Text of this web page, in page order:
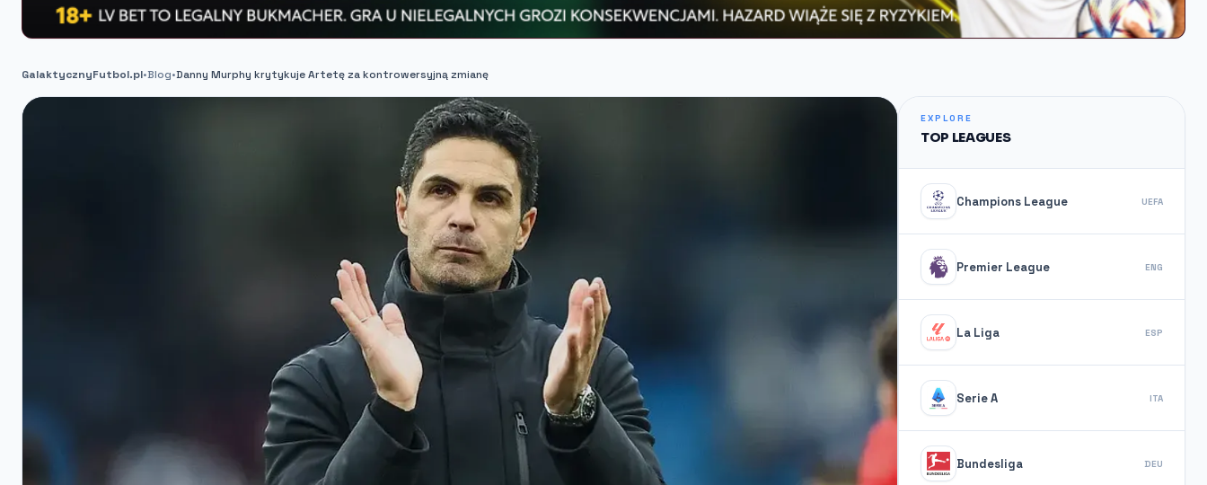
GalaktycznyFutbol.pl•Blog•Danny Murphy krytykuje Artetę za kontrowersyjną zmianę
EXPLORE
TOP LEAGUES
Champions League UEFA
Premier League ENG
La Liga ESP
Serie A ITA
Bundesliga DEU